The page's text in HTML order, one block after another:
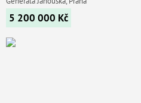
5 200 000 Kč